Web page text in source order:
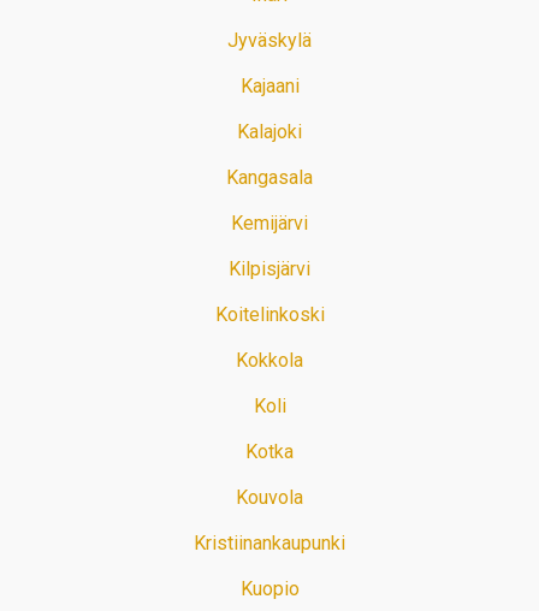
Jyväskylä
Kajaani
Kalajoki
Kangasala
Kemijärvi
Kilpisjärvi
Koitelinkoski
Kokkola
Koli
Kotka
Kouvola
Kristiinankaupunki
Kuopio